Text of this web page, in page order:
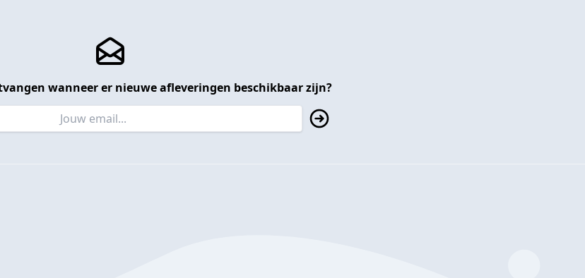
wanneer er nieuwe afleveringen beschikbaar zijn?